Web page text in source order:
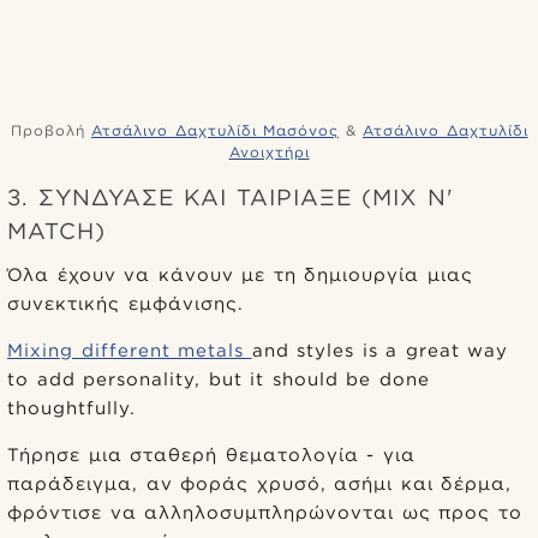
Προβολή Ατσάλινο Δαχτυλίδι Μασόνος & Ατσάλινο Δαχτυλίδι
Ανοιχτήρι
3. ΣΥΝΔΥΑΣΕ ΚΑΙ ΤΑΙΡΙΑΞΕ (MIX N'
MATCH)
Όλα έχουν να κάνουν με τη δημιουργία μιας
συνεκτικής εμφάνισης.
Mixing different metals and styles is a great way
to add personality, but it should be done
thoughtfully.
Τήρησε μια σταθερή θεματολογία - για
παράδειγμα, αν φοράς χρυσό, ασήμι και δέρμα,
φρόντισε να αλληλοσυμπληρώνονται ως προς το